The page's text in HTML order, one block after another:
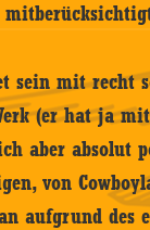
sein mit recht
(er hat ja
aber
von
aufgrund